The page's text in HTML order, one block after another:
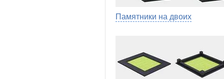
Памятники на двоих